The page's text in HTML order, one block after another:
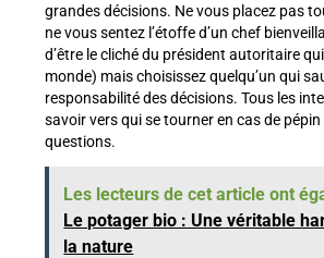
grandes décisions. Ne vous placez pas
ne vous sentez l’étoffe d’un chef
d’être le cliché du président autoritaire
monde) mais choisissez quelqu’un qui
responsabilité des décisions. Tous les
savoir vers qui se tourner en cas de
questions.
Les lecteurs de cet article ont
Le potager bio : Une véritable
la nature